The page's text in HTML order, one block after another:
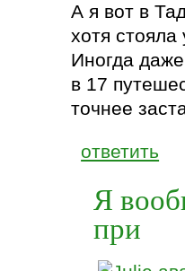
А я вот в
хотя стояла
Иногда
в 17
точнее
ответить
Я
при